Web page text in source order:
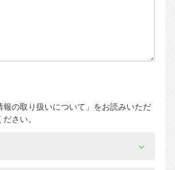
の取り扱いについて」をお読みいただ
さい。